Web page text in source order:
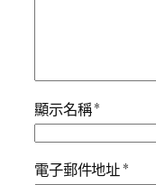
顯示名稱*
電子郵件地址*